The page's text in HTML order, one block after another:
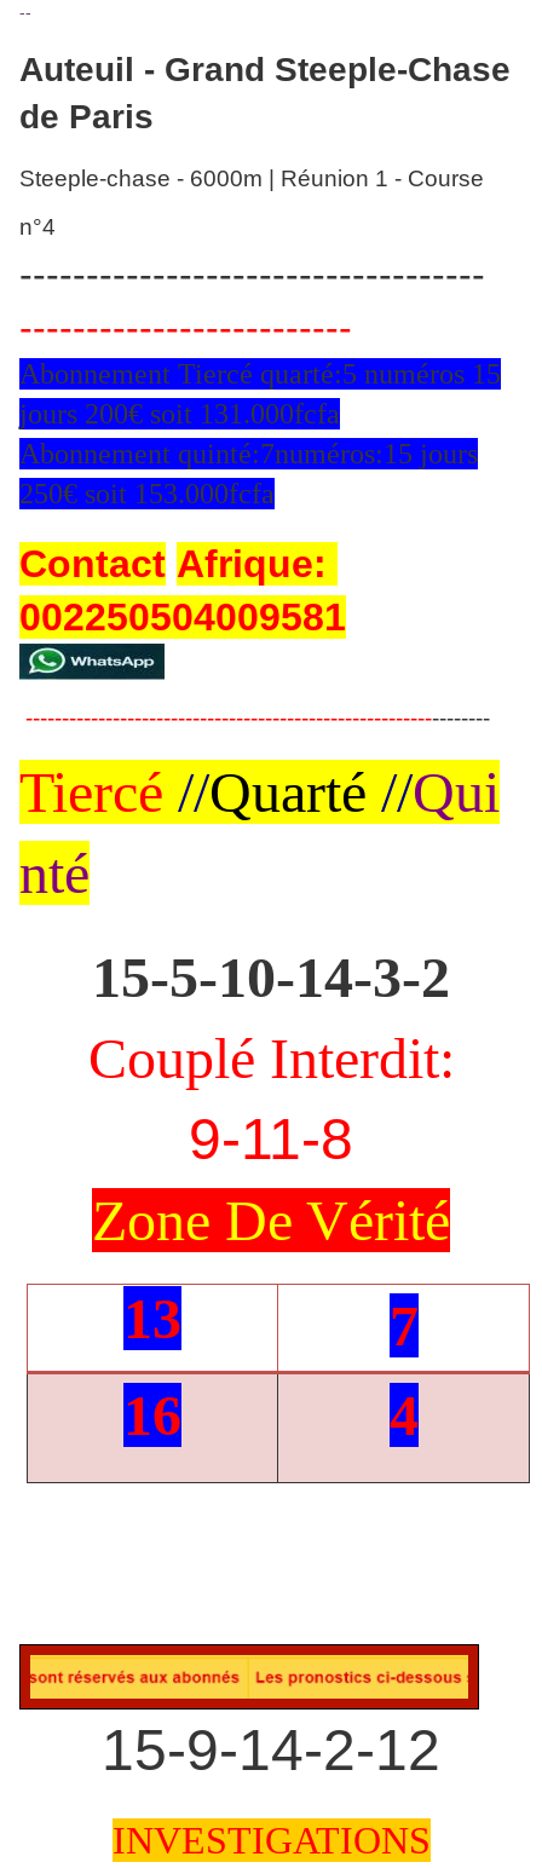
--
Auteuil - Grand Steeple-Chase
de Paris
Steeple-chase - 6000m | Réunion 1 - Course
n°4
-----------------------------------
-------------------------
Abonnement Tiercé quarté:5 numéros 15
jours 200€ soit 131.000fcfa
Abonnement quinté:7numéros:15 jours
250€ soit 153.000fcfa
Contact Afrique:
002250504009581
----------------------------------------------------------------
Tiercé //Quarté //Qui
nté
15-5-10-14-3-2
Couplé Interdit:
9-11-8
Zone De Vérité
13
7
16
4
15-9-14-2-12
INVESTIGATIONS